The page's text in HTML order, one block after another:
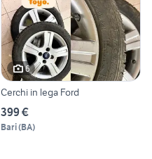
6
Cerchi in lega Ford
399 €
Bari(BA)